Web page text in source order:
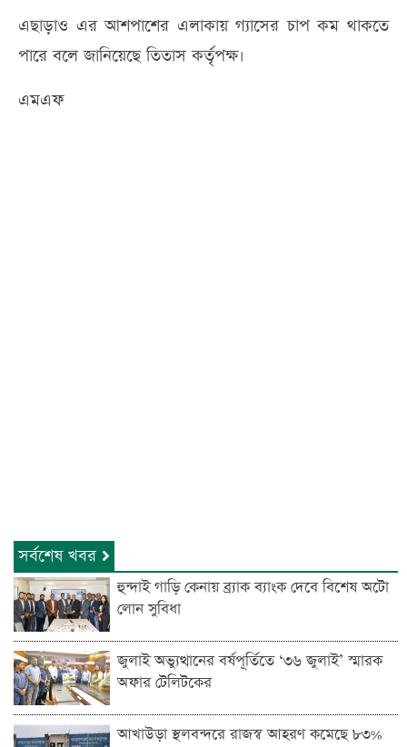
এছাড়াও এর আশপাশের এলাকায় গ্যাসের চাপ কম থাকতে
পারে বলে জানিয়েছে তিতাস কর্তৃপক্ষ।
এমএফ
সর্বশেষ খবর
হুন্দাই গাড়ি কেনায় ব্র্যাক ব্যাংক দেবে বিশেষ অটো
লোন সুবিধা
জুলাই অভ্যুত্থানের বর্ষপূর্তিতে ‘৩৬ জুলাই’ স্মারক
অফার টেলিটকের
আখাউড়া স্থলবন্দরে রাজস্ব আহরণ কমেছে ৮৩%